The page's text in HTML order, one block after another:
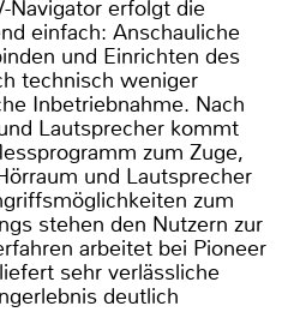
Navigator erfolgt die
einfach: Anschauliche
und Einrichten des
technisch weniger
Inbetriebnahme. Nach
Lautsprecher kommt
zum Zuge,
und Lautsprecher
zum
stehen den Nutzern zur
arbeitet bei Pioneer
sehr verlässliche
deutlich